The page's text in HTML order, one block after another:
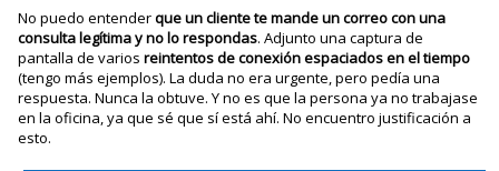
No puedo entenderque un cliente te mande un correo con una
consulta legítima y no lo respondas. Adjunto una captura de
pantalla de variosreintentos de conexión espaciados en el tiempo
(tengo más ejemplos). La duda no era urgente, pero pedía una
respuesta. Nunca la obtuve. Y no es que la persona ya no trabajase
en la oficina, ya que sé que sí está ahí. No encuentro justificación a
esto.